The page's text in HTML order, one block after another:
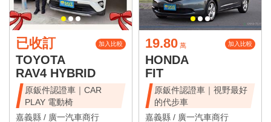
已收訂 加入比較
TOYOTA
RAV4 HYBRID
原鈑件認證車｜CAR
PLAY 電動椅
嘉義縣 / 廣一汽車商行
19.80 萬 加入比較
HONDA
FIT
原鈑件認證車｜視野最好
的代步車
嘉義縣 / 廣一汽車商行